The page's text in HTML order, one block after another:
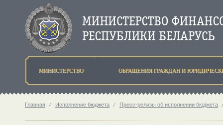
МИНИСТЕРСТВО ОБРАЩЕНИЯ ГРАЖДАН И
Главная ⁄ Исполнение бюджета ⁄ Пресс-релизы об исполнении бюджета ⁄